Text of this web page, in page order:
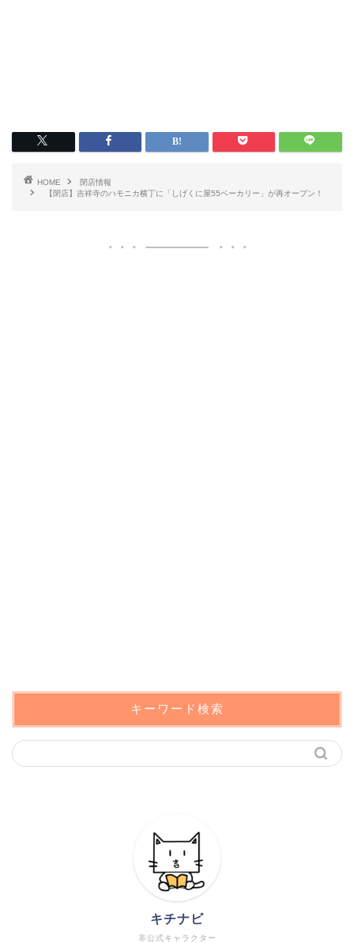
HOME
閉店情報
【閉店】吉祥寺のハモニカ横丁に「しげくに屋55ベーカリー」が再オープン！
キーワード検索
非公式キャラクター
キチナビ